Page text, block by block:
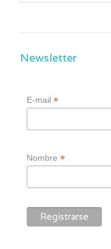
Newsletter
E-mail*
Nombre*